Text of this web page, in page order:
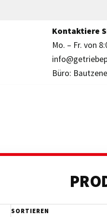
Kontaktiere
Mo. – Fr. von
Büro:
SORTIEREN